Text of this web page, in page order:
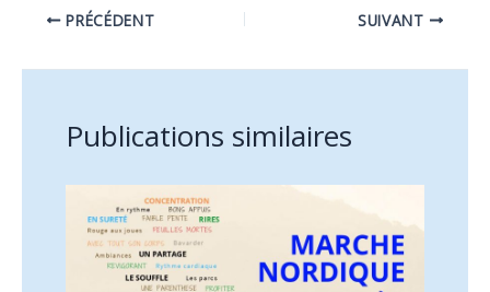
PRÉCÉDENT SUIVANT
Publications similaires